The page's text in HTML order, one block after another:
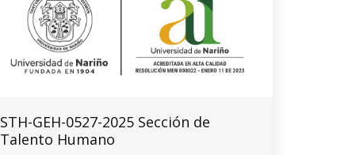
STH-GEH-0527-2025 Sección de
Talento Humano